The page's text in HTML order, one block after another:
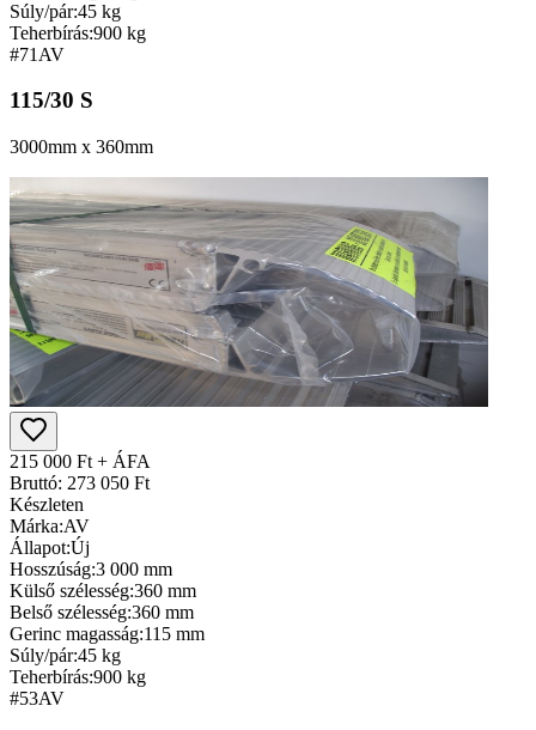
Súly/pár:45 kg
Teherbírás:900 kg
#71 AV
115/30 S
3000mm x 360mm
215 000 Ft + ÁFA
Bruttó: 273 050 Ft
Készleten
Márka:AV
Állapot:Új
Hosszúság:3 000 mm
Külső szélesség:360 mm
Belső szélesség:360 mm
Gerinc magasság:115 mm
Súly/pár:45 kg
Teherbírás:900 kg
#53AV